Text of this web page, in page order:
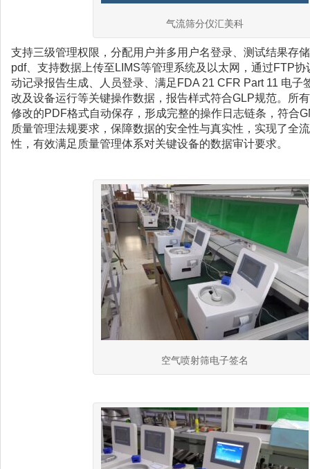
气流筛分仪汇美科
支持三级管理权限，分配用户并多用户名登录、测试结果存
pdf、支持数据上传至LIMS等管理系统及以太网，通过FTP协
动记录报告生成、人员登录、满足‌FDA 21 CFR Part 11‌ 电子
改及设备运行等关键操作数据，报告样式符合GLP规范。所
修改的PDF格式自动保存，形成完整的操作日志链条，符合
质量管理法规要求，保障数据的安全性与真实性，实现了全
性，有效满足质量管理体系对关键设备的数据审计要求。
空气喷射筛电子签名